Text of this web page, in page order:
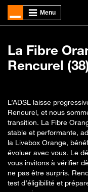
La Fibre
Rencurel
L’ADSL laisse
Rencurel, et nous
transition. La Fibre
stable et performante,
la Livebox Orange,
évoluer avec vous. Le
vous invitons à vérifier
ne pas être surpris.
test d’éligibilité et